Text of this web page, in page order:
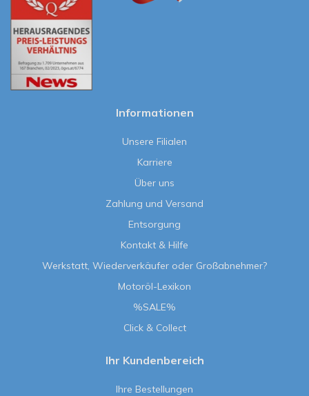
Informationen
Unsere Filialen
Karriere
Über uns
Zahlung und Versand
Entsorgung
Kontakt & Hilfe
Werkstatt, Wiederverkäufer oder Großabnehmer?
Motoröl-Lexikon
%SALE%
Click & Collect
Ihr Kundenbereich
Ihre Bestellungen